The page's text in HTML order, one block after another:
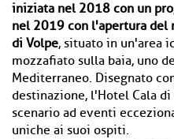
iniziata nel 2018 con un
nel 2019 con l'apertura del
di Volpe, situato in un'area
mozzafiato sulla baia, uno
Mediterraneo. Disegnato
destinazione, l'Hotel Cala
scenario ad eventi
uniche ai suoi ospiti.